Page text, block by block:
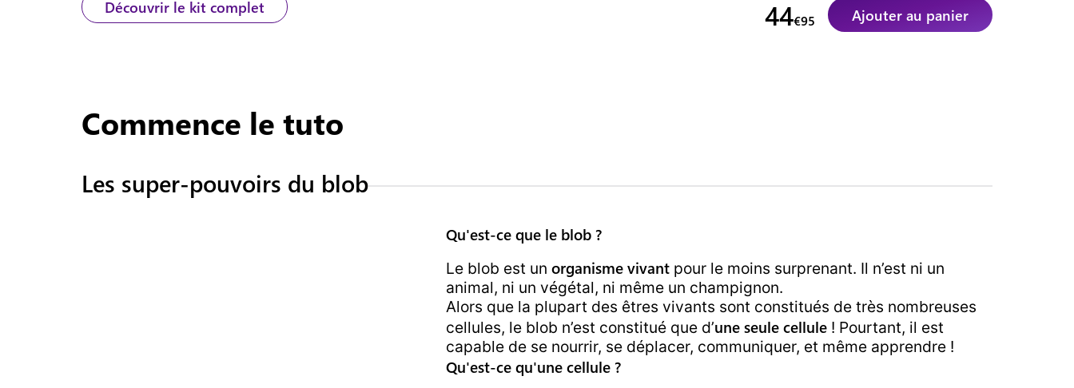
Découvrir le kit complet 44€95 Ajouter au panier
Commence le tuto
Les super-pouvoirs du blob
Qu'est-ce que le blob ?
Le blob est un organisme vivant pour le moins surprenant. Il n’est ni un
animal, ni un végétal, ni même un champignon.
Alors que la plupart des êtres vivants sont constitués de très nombreuses
cellules, le blob n’est constitué que d’une seule cellule ! Pourtant, il est
capable de se nourrir, se déplacer, communiquer, et même apprendre !
Qu'est-ce qu'une cellule ?